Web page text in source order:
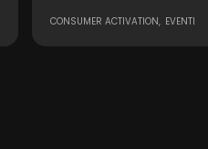
CONSUMER ACTIVATION EVENTI
un’esperienza